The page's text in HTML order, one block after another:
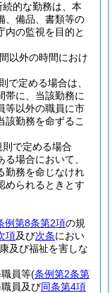
的な勤務は、本
、備品、書類等の
内の監視を目的と
以外の時間におけ
で定める場合は、
帯に、当該勤務に
等以外の職員に市
該勤務を命ずるこ
則で定める場合
場合において、
勤務を命じなけれ
められるときとす
例第8条第2項の規
項及び次条におい
及び福祉を害しな
員等(条例第2条第
員及び同条第4項